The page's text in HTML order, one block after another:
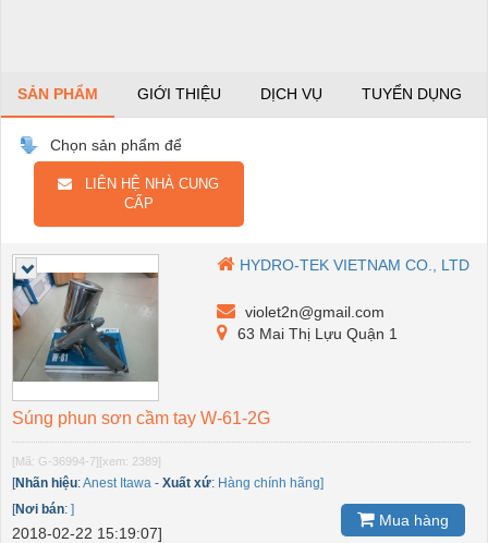
SẢN PHẨM GIỚI THIỆU DỊCH VỤ TUYỂN DỤNG
Chọn sản phẩm để
LIÊN HỆ NHÀ CUNG
CẤP
HYDRO-TEK VIETNAM CO., LTD
violet2n@gmail.com
63 Mai Thị Lựu Quận 1
Súng phun sơn cầm tay W-61-2G
[Mã: G-36994-7][xem: 2389]
[Nhãn hiệu:Anest Itawa - Xuất xứ: Hàng chính hãng]
[Nơi bán: ]
2018-02-22 15:19:07]
Mua hàng